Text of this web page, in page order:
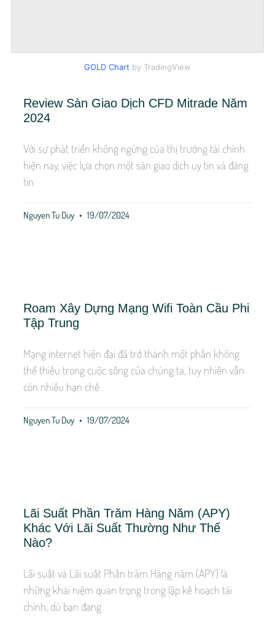
GOLD Chart by TradingView
Review Sàn Giao Dịch CFD Mitrade Năm
2024
Với sự phát triển không ngừng của thị trường tài chính
hiện nay, việc lựa chọn một sàn giao dịch uy tín và đáng
tin
Nguyen Tu Duy 19/07/2024
Roam Xây Dựng Mạng Wifi Toàn Cầu Phi
Tập Trung
Mạng internet hiện đại đã trở thành một phần không
thể thiếu trong cuộc sống của chúng ta, tuy nhiên vẫn
còn nhiều hạn chế
Nguyen Tu Duy 19/07/2024
Lãi Suất Phần Trăm Hàng Năm (APY)
Khác Với Lãi Suất Thường Như Thế
Nào?
Lãi suất và Lãi suất Phần trăm Hàng năm (APY) là
những khái niệm quan trọng trong lập kế hoạch tài
chính, dù bạn đang